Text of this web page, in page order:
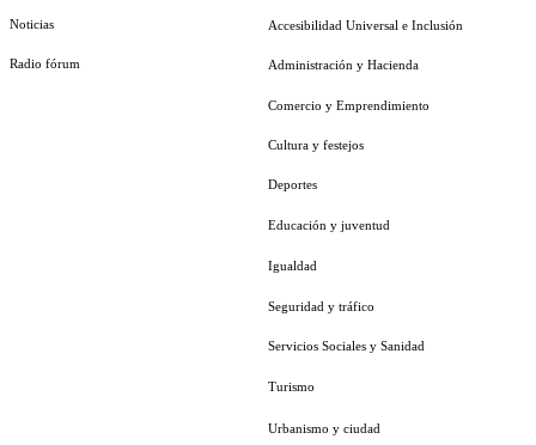
Noticias
Radio fórum
Accesibilidad Universal e Inclusión
Administración y Hacienda
Comercio y Emprendimiento
Cultura y festejos
Deportes
Educación y juventud
Igualdad
Seguridad y tráfico
Servicios Sociales y Sanidad
Turismo
Urbanismo y ciudad